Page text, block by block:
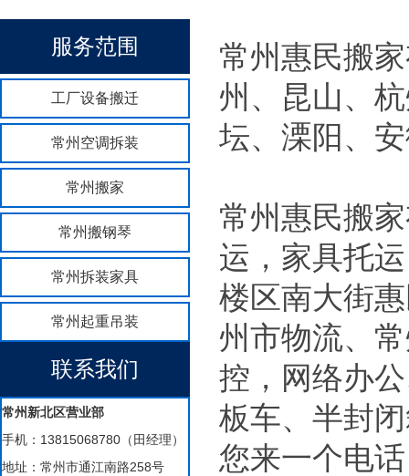
服务范围
工厂设备搬迁
常州空调拆装
常州搬家
常州搬钢琴
常州拆装家具
常州起重吊装
联系我们
常州新北区营业部
手机：13815068780（田经理）
地址：常州市通江南路258号
常州惠民搬
州、昆山、
坛、溧阳、安
常州惠民搬
运，家具托
楼区南大街
州市物流、
控，网络办
板车、半封
您来一个电